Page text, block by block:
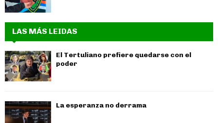
LAS MÁS LEIDAS
El Tertuliano prefiere quedarse con el
poder
La esperanza no derrama